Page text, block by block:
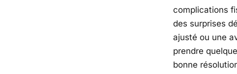
complications
des surprises
ajusté ou une
prendre
bonne